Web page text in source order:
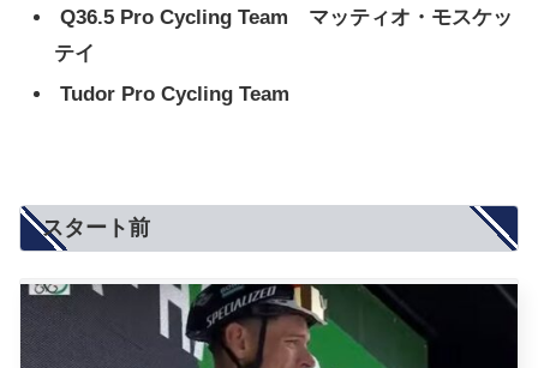
Q36.5 Pro Cycling Team マッティオ・モスケッ
テイ
Tudor Pro Cycling Team
スタート前